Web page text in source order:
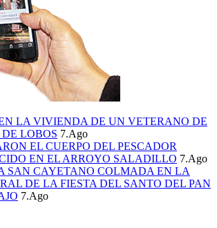
LA VIVIENDA DE UN VETERANO DE
LOBOS 7.Ago
EL CUERPO DEL PESCADOR
EN EL ARROYO SALADILLO 7.Ago
SAN CAYETANO COLMADA EN LA
DE LA FIESTA DEL SANTO DEL PAN
7.Ago